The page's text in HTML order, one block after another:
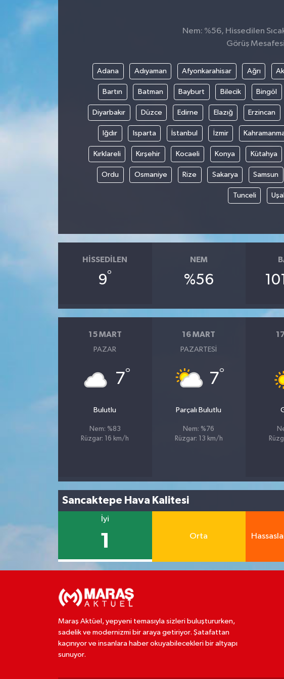
Nem: %56, Hissedilen
Görüş
Adana Adıyaman Afyonkarahisar Ağrı
Bartın Batman Bayburt Bilecik Bingöl
Diyarbakır Düzce Edirne Elazığ Erzincan
Iğdır Isparta İstanbul İzmir
Kırklareli Kırşehir Kocaeli Konya Kütahya
Ordu Osmaniye Rize Sakarya Samsun
Tunceli
HISSEDILEN
9°
NEM
%56
15 MART
PAZAR
7°
Bulutlu
Nem: %83
Rüzgar: 16 km/h
16 MART
PAZARTESI
7°
Parçalı Bulutlu
Nem: %76
Rüzgar: 13 km/h
Sancaktepe Hava Kalitesi
İyi
1 Orta
Maraş Aktüel, yepyeni temasıyla sizleri buluştururken,
sadelik ve modernizmi bir araya getiriyor. Şatafattan
kaçınıyor ve insanlara haber okuyabilecekleri bir altyapı
sunuyor.